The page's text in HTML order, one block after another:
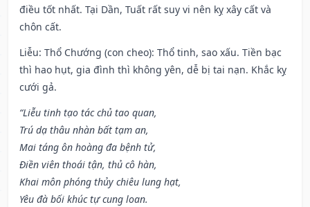
điều tốt nhất. Tại Dần, Tuất rất suy vi nên kỵ xây cất và
chôn cất.
Liễu: Thổ Chướng (con cheo): Thổ tinh, sao xấu. Tiền bạc
thì hao hụt, gia đình thì không yên, dễ bị tai nạn. Khắc kỵ
cưới gả.
“Liễu tinh tạo tác chủ tao quan,
Trú dạ thâu nhàn bất tạm an,
Mai táng ôn hoàng đa bệnh tử,
Điền viên thoái tận, thủ cô hàn,
Khai môn phóng thủy chiêu lung hạt,
Yêu đà bối khúc tự cung loan.